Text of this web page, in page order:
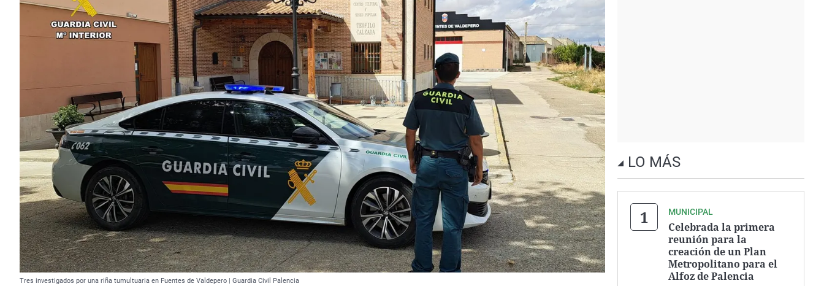
Tres investigados por una riña tumultuaria en Fuentes de Valdepero | Guardia Civil Palencia
LO MÁS
MUNICIPAL
Celebrada la primera
reunión para la
creación de un Plan
Metropolitano para el
Alfoz de Palencia